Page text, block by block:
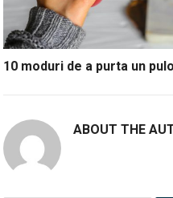
10 moduri de a purta un
ABOUT THE